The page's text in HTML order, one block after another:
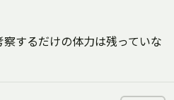
するだけの体力は残っていな